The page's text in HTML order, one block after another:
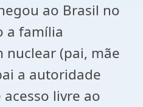
ao Brasil no
a família
(pai, mãe
a autoridade
livre ao